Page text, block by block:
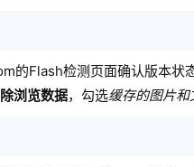
的Flash检测页面确认版本状
浏览数据，勾选缓存的图片和